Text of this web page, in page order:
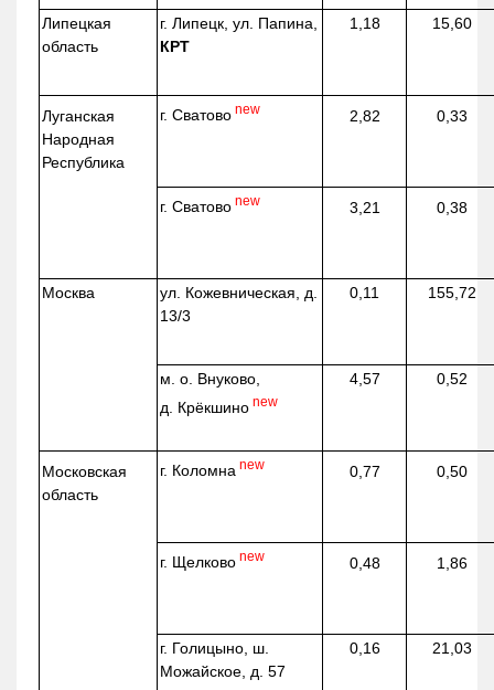
Липецкая
область
г. Липецк, ул. Папина,
КРТ
1,18 15,60
Луганская
Народная
Республика
г. Сватово new 2,82 0,33
г. Сватово new 3,21 0,38
Москва ул. Кожевническая , д.
13/3
0,11 155,72
м. о. Внуково,
д. Крёкшино new
4,57 0,52
Московская
область
г. Коломна new 0,77 0,50
г. Щелково new 0,48 1,86
г. Голицыно, ш.
Можайское, д. 57
0,16 21,03